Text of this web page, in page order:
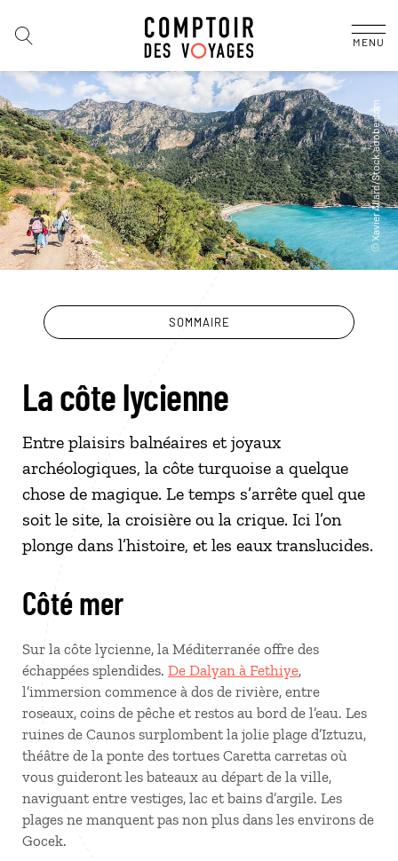
MENU
SOMMAIRE
La côte lycienne
Entre plaisirs balnéaires et joyaux
archéologiques, la côte turquoise a quelque
chose de magique. Le temps s’arrête quel que
soit le site, la croisière ou la crique. Ici l’on
plonge dans l’histoire, et les eaux translucides.
Côté mer
Sur la côte lycienne, la Méditerranée offre des
échappées splendides. De Dalyan à Fethiye,
l’immersion commence à dos de rivière, entre
roseaux, coins de pêche et restos au bord de l’eau. Les
ruines de Caunos surplombent la jolie plage d’Iztuzu,
théâtre de la ponte des tortues Caretta carretas où
vous guideront les bateaux au départ de la ville,
naviguant entre vestiges, lac et bains d’argile. Les
plages ne manquent pas non plus dans les environs de
Gocek.